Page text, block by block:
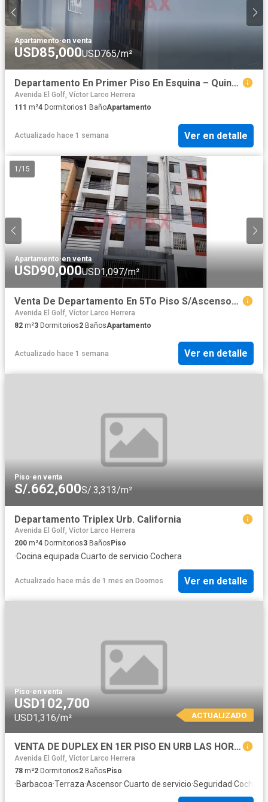
Apartamento·en venta
USD85,000USD765/m²
Departamento En Primer Piso En Esquina – Quinta Etapa De San Andrés | Us$ 85,000
Avenida El Golf, Víctor Larco Herrera
111 m²4 Dormitorios1 BañoApartamento
Actualizado hace 1 semana Ver en detalle
1 /15
Apartamento·en venta
USD90,000USD1,097/m²
Venta De Departamento En 5To Piso S/Ascensor + Estacionamiento En La Urb. Las Flores, A Espaldas De La Ucv, Area 81.99 M2, Precio $ 90,000 Dolares
Avenida El Golf, Víctor Larco Herrera
82 m²3 Dormitorios2 BañosApartamento
Actualizado hace 1 semana Ver en detalle
Piso·en venta
S/.662,600S/.3,313/m²
Departamento Triplex Urb. California
Avenida El Golf, Víctor Larco Herrera
200 m²4 Dormitorios3 Baños Piso
·Cocina equipada·Cuarto de servicio·Cochera
Actualizado hace más de 1 mes en Doomos Ver en detalle
Piso·en venta
USD102,700
USD1,316/m² ACTUALIZADO
VENTA DE DUPLEX EN 1ER PISO EN URB LAS HORTENSIAS DE CALIFORNIA DE 78.70 M2
Avenida El Golf, Víctor Larco Herrera
78 m²2 Dormitorios2 Baños Piso
·Barbacoa·Terraza·Ascensor·Cuarto de servicio·Seguridad·Cochera